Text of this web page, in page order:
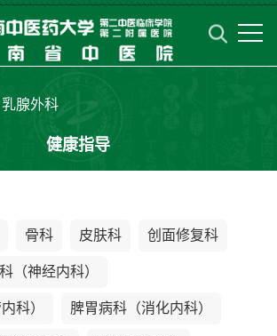
乳腺外科
健康指导
骨科 皮肤科 创面修复科
（神经内科）
科） 脾胃病科（消化内科）